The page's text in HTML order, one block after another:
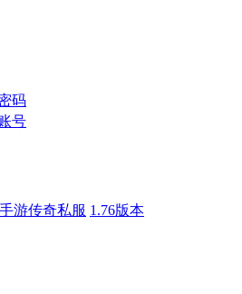
码
号
手游传奇私服 1.76版本